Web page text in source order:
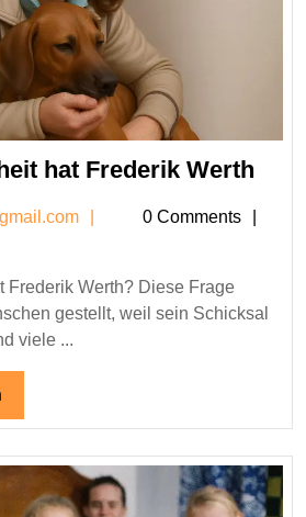
hat Frederik Werth
hat
0 Comments
Frederik Werth? Diese Frage
gestellt, weil sein Schicksal
viele ...
lesen